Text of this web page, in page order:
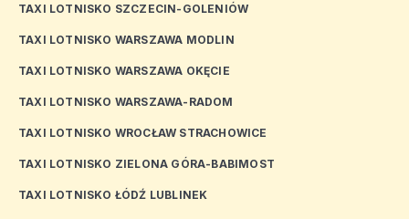
TAXI LOTNISKO SZCZECIN-GOLENIÓW
TAXI LOTNISKO WARSZAWA MODLIN
TAXI LOTNISKO WARSZAWA OKĘCIE
TAXI LOTNISKO WARSZAWA-RADOM
TAXI LOTNISKO WROCŁAW STRACHOWICE
TAXI LOTNISKO ZIELONA GÓRA-BABIMOST
TAXI LOTNISKO ŁÓDŹ LUBLINEK